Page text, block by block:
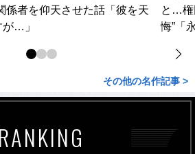
係者を仰天させた話「彼を天
…」
と…権
悔”「
その他の名作記事 >
RANKING